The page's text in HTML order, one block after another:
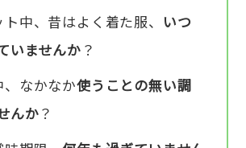
中、昔はよく着た服、 いつ
いませんか ？
、なかなか使うことの無い調
んか？